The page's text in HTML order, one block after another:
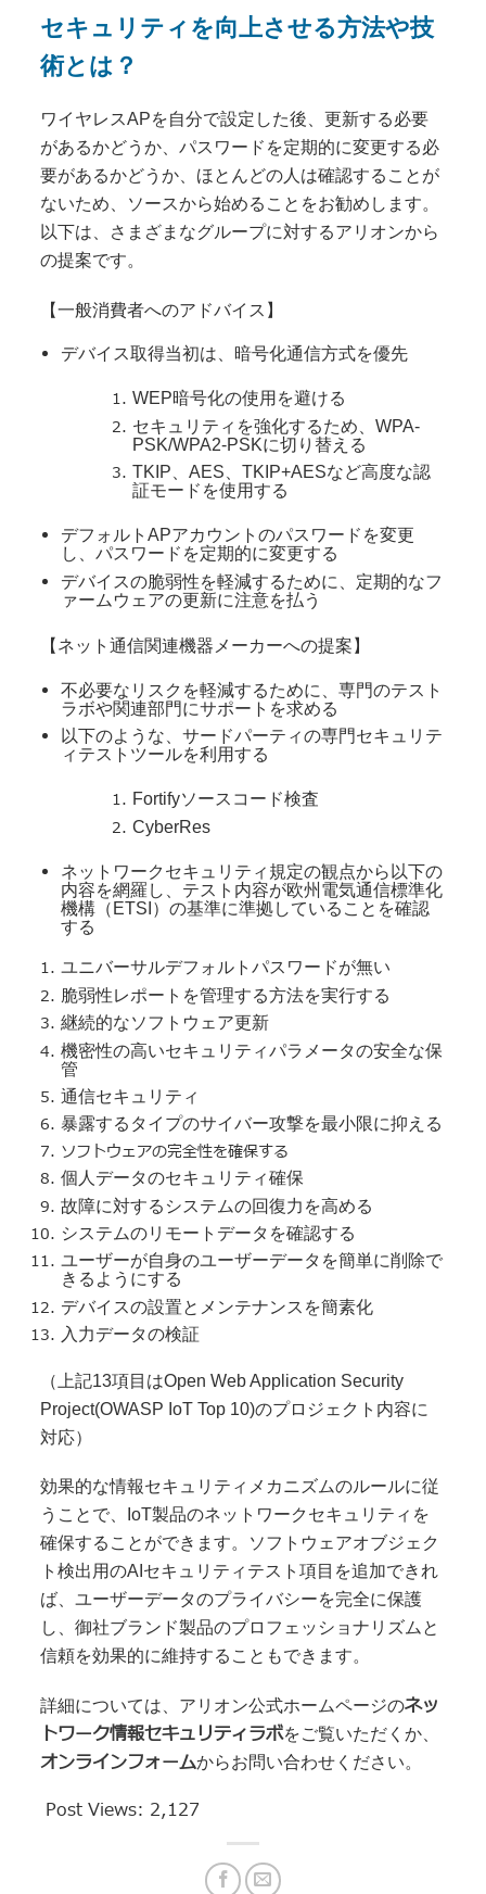
セキュリティを向上させる方法や技
術とは？
ワイヤレスAPを自分で設定した後、更新する必要
があるかどうか、パスワードを定期的に変更する必
要があるかどうか、ほとんどの人は確認することが
ないため、ソースから始めることをお勧めします。
以下は、さまざまなグループに対するアリオンから
の提案です。
【一般消費者へのアドバイス】
デバイス取得当初は、暗号化通信方式を優先
WEP暗号化の使用を避ける
セキュリティを強化するため、WPA-
PSK/WPA2-PSKに切り替える
TKIP、AES、TKIP+AESなど高度な認
証モードを使用する
デフォルトAPアカウントのパスワードを変更
し、パスワードを定期的に変更する
デバイスの脆弱性を軽減するために、定期的なフ
ァームウェアの更新に注意を払う
【ネット通信関連機器メーカーへの提案】
不必要なリスクを軽減するために、専門のテスト
ラボや関連部門にサポートを求める
以下のような、サードパーティの専門セキュリテ
ィテストツールを利用する
Fortifyソースコード検査
CyberRes
ネットワークセキュリティ規定の観点から以下の
内容を網羅し、テスト内容が欧州電気通信標準化
機構（ETSI）の基準に準拠していることを確認
する
ユニバーサルデフォルトパスワードが無い
脆弱性レポートを管理する方法を実行する
継続的なソフトウェア更新
機密性の高いセキュリティパラメータの安全な保
管
通信セキュリティ
暴露するタイプのサイバー攻撃を最小限に抑える
ソフトウェアの完全性を確保する
個人データのセキュリティ確保
故障に対するシステムの回復力を高める
システムのリモートデータを確認する
ユーザーが自身のユーザーデータを簡単に削除で
きるようにする
デバイスの設置とメンテナンスを簡素化
入力データの検証
（上記13項目はOpen Web Application Security
Project(OWASP IoT Top 10)のプロジェクト内容に
対応）
効果的な情報セキュリティメカニズムのルールに従
うことで、IoT製品のネットワークセキュリティを
確保することができます。ソフトウェアオブジェク
ト検出用のAIセキュリティテスト項目を追加できれ
ば、ユーザーデータのプライバシーを完全に保護
し、御社ブランド製品のプロフェッショナリズムと
信頼を効果的に維持することもできます。
詳細については、アリオン公式ホームページのネッ
トワーク情報セキュリティラボをご覧いただくか、
オンラインフォームからお問い合わせください。
Post Views: 2,127